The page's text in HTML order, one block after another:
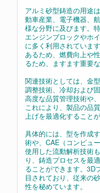
アルミ砂型鋳造の用途
動車産業、電子機器、
様な分野に及びます。
エンジンブロックやホ
に多く利用されていま
あるため、燃費向上や
るため、ますます重要
関連技術としては、金
調整技術、冷却および
高度な品質管理技術や
これにより、製品の品
上げを最適化すること
具体的には、型を作成
術や、CAE（コンピュ
使用した流動解析技術
り、鋳造プロセスを最
ることができます。3D
目されており、従来の
性を秘めています。